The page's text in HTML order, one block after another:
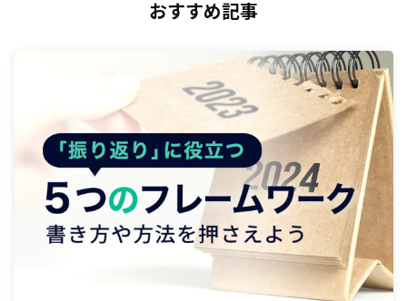
おすすめ記事